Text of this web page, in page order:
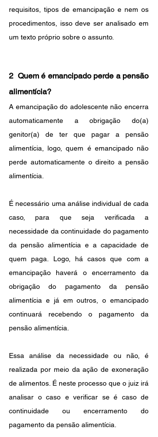
requisitos, tipos de emancipação e nem os
procedimentos, isso deve ser analisado em
um texto próprio sobre o assunto.
2  Quem é emancipado perde a pensão
alimentícia?
A emancipação do adolescente não encerra
automaticamente a obrigação do(a)
genitor(a) de ter que pagar a pensão
alimentícia, logo, quem é emancipado não
perde automaticamente o direito a pensão
alimentícia.
É necessário uma análise individual de cada
caso, para que seja verificada a
necessidade da continuidade do pagamento
da pensão alimentícia e a capacidade de
quem paga. Logo, há casos que com a
emancipação haverá o encerramento da
obrigação do pagamento da pensão
alimentícia e já em outros, o emancipado
continuará recebendo o pagamento da
pensão alimentícia.
Essa análise da necessidade ou não, é
realizada por meio da ação de exoneração
de alimentos. É neste processo que o juiz irá
analisar o caso e verificar se é caso de
continuidade ou encerramento do
pagamento da pensão alimentícia.